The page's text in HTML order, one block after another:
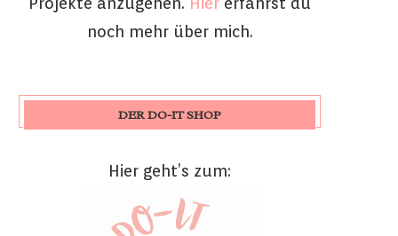
noch mehr über mich.
DER DO-IT SHOP
Hier geht’s zum: